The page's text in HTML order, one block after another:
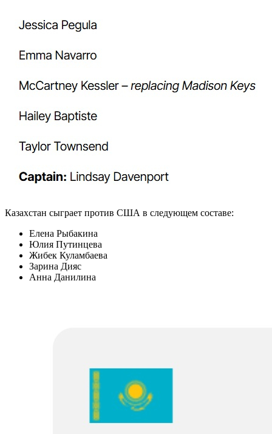
Казахстан сыграет против США в следующем составе:
Елена Рыбакина
Юлия Путинцева
Жибек Куламбаева
Зарина Дияс
Анна Данилина